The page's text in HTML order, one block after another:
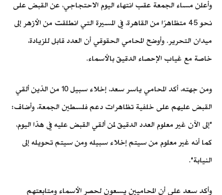
وأعلن مساء الجمعة عقب انتهاء اليوم الاحتجاجي، عن القبض على
نحو 45 متظاهرًا من القاهرة، في المسيرة التي انطلقت من الأزهر إلى
ميدان التحرير. وأوضح المحامي الحقوقي أن العدد قابل للزيادة،
خاصة مع غياب الإحصاء الدقيق بالأسماء.
ومن جهته، أكد المحامي ياسر سعد، إخلاء سبيل 10 من الذين ألقي
القبض عليهم على خلفية تظاهرات دعم فلسطين الجمعة، وأضاف:
"إلى الآن غير معلوم العدد الدقيق لمن ألقي القبض عليه في هذا اليوم،
كما أنه غير معلوم من سيتم إخلاء سبيله ومن سيتم تحويله إلى
النيابة".
وأكد سعد على أن المحاميين يسعون لحصر الأسماء ومتابعتهم